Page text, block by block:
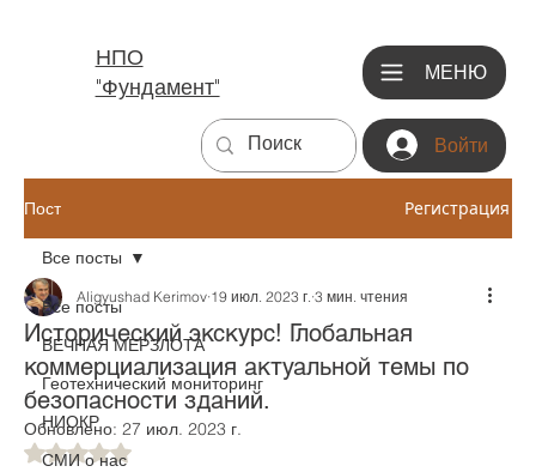
МЕНЮ
Войти
НПО
"Фундамент"
Пост Регистрация
Все посты
ВЕЧНАЯ МЕРЗЛОТА
Геотехнический мониторинг
НИОКР
СМИ о нас
Все посты
Исторический экскурс! Глобальная
коммерциализация актуальной темы по
безопасности зданий.
Aligyushad Kerimov 19 июл. 2023 г. 3 мин. чтения
Обновлено: 27 июл. 2023 г.
Оценка: не число из 5 звезд.